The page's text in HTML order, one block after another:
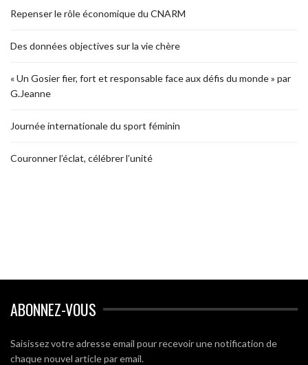
Repenser le rôle économique du CNARM
Des données objectives sur la vie chère
« Un Gosier fier, fort et responsable face aux défis du monde » par
G.Jeanne
Journée internationale du sport féminin
Couronner l’éclat, célébrer l’unité
ABONNEZ-VOUS
Saisissez votre adresse email pour recevoir une notification de
chaque nouvel article par email.